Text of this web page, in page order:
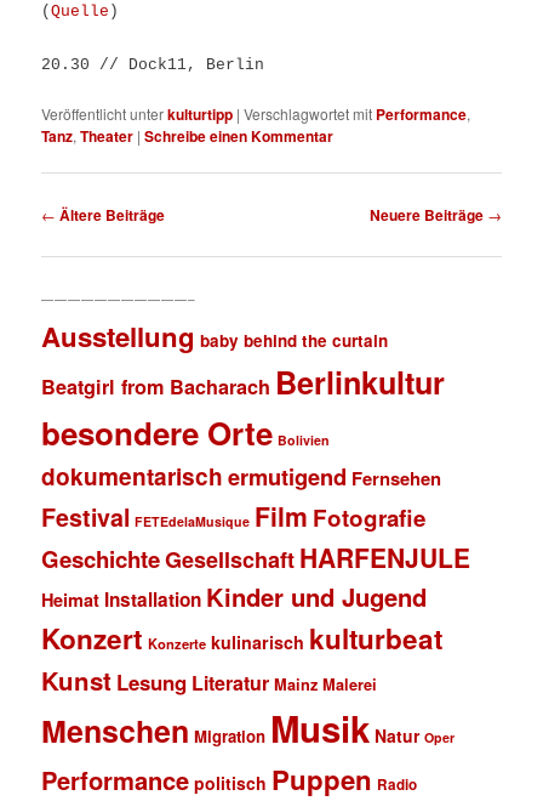
(Quelle )
20.30 // Dock11, Berlin
Veröffentlicht unterkulturtipp |Verschlagwortet mit Performance,
Tanz,Theater |Schreibe einen Kommentar
Beitragsnavigation
← Ältere Beiträge Neuere Beiträge →
———————————–
Ausstellung baby behind the curtain
Beatgirl from Bacharach Berlinkultur
besondere Orte Bolivien
dokumentarischermutigend Fernsehen
Festival FETEdelaMusique Film Fotografie
GeschichteGesellschaftHARFENJULE
Heimat Installation Kinder und Jugend
Konzert Konzerte kulinarisch kulturbeat
Kunst Lesung Literatur Mainz Malerei
Menschen Migration Musik Natur Oper
Performance politisch Puppen Radio